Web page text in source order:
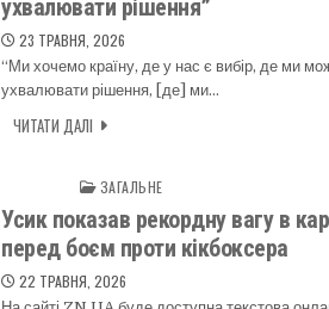
ухвалювати рішення”
23 ТРАВНЯ, 2026
“Ми хочемо країну, де у нас є вибір, де ми
ухвалювати рішення, [де] ми…
ЧИТАТИ ДАЛІ
ЗАГАЛЬНЕ
Усик показав рекордну вагу в
перед боєм проти кікбоксера
22 ТРАВНЯ, 2026